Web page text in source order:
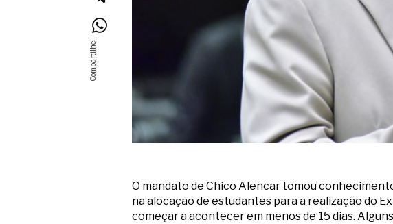
O mandato de Chico Alencar tomou
na alocação de estudantes para a realização do
começar a acontecer em menos de 15 dias.